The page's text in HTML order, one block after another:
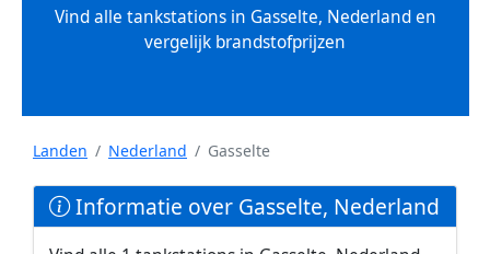
Vind alle tankstations in Gasselte, Nederland en
vergelijk brandstofprijzen
Landen Nederland Gasselte
Informatie over Gasselte, Nederland